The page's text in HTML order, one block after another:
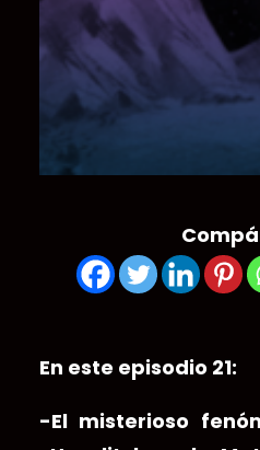
En este episodio 21:
-El misterioso